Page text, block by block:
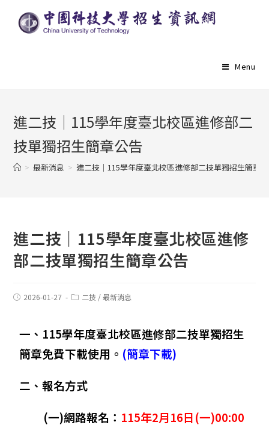
Menu
進二技｜115學年度臺北校區進修部二
技單獨招生簡章公告
> 最新消息 > 進二技｜115學年度臺北校區進修部二技單獨招生簡章
進二技｜115學年度臺北校區進修
部二技單獨招生簡章公告
2026-01-27 二技 / 最新消息
一、115學年度臺北校區進修部二技單獨招生
簡章免費下載使用。 (簡章下載)
二、報名方式
(一)網路報名： 115年2月16日(一)00:00